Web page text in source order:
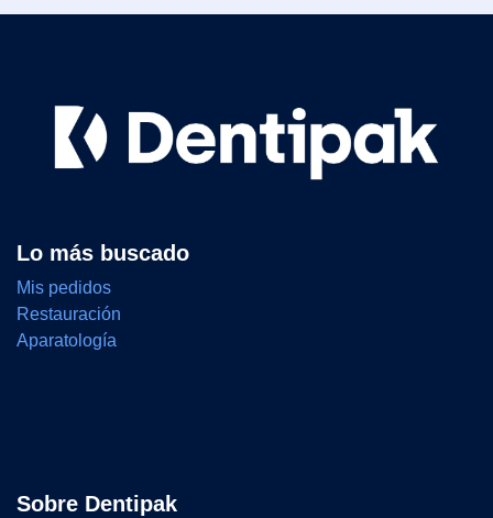
Lo más buscado
Mis pedidos
Restauración
Aparatología
Sobre Dentipak